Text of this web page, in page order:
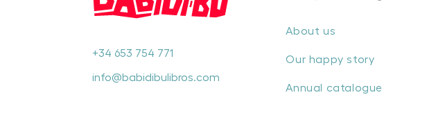
+34 653 754 771
info@babidibulibros.com
About us
Our happy story
Annual catalogue